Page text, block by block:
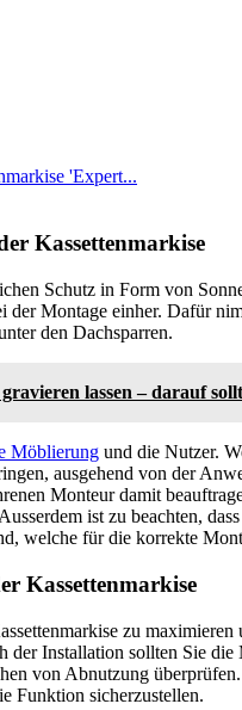
'Expert...
Kassettenmarkise
Schutz in Form von
der Montage einher. Dafür
den Dachsparren.
lassen – darauf
Möblierung und die Nutzer.
ausgehend von der
Monteur damit
ist zu beachten,
welche für die korrekte
Kassettenmarkise
zu
der Installation sollten Sie
von Abnutzung
Funktion sicherzustellen.